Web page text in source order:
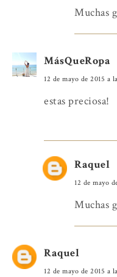
Muchas
MásQueRopa
12 de mayo de 2015 a
estas preciosa!
Raquel
12 de mayo
Muchas
Raquel
12 de mayo de 2015 a